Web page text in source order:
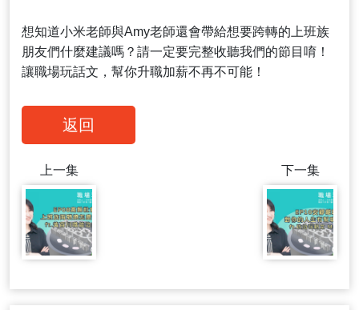
想知道小米老師與Amy老師還會帶給想要跨轉的上班族
朋友們什麼建議嗎？請一定要完整收聽我們的節目唷！
讓職場玩話文，幫你升職加薪不再不可能！
返回
上一集 下一集